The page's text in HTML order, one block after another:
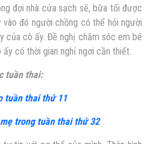
đợi nhà cửa sạch sẽ, bữa tối được
đó người chồng có thể hỏi người
của cô ấy. Đề nghị chăm sóc em bé
có thời gian nghỉ ngơi cần thiết.
tuần thai:
tuần thai thứ 11
trong tuần thai thứ 32